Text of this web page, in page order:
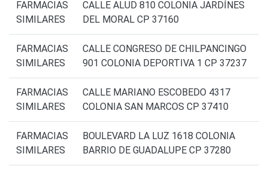
FARMACIAS
SIMILARES
CALLE ALUD 810 COLONIA JARDÍNES
DEL MORAL CP 37160
FARMACIAS
SIMILARES
CALLE CONGRESO DE CHILPANCINGO
901 COLONIA DEPORTIVA 1 CP 37237
FARMACIAS
SIMILARES
CALLE MARIANO ESCOBEDO 4317
COLONIA SAN MARCOS CP 37410
FARMACIAS
SIMILARES
BOULEVARD LA LUZ 1618 COLONIA
BARRIO DE GUADALUPE CP 37280